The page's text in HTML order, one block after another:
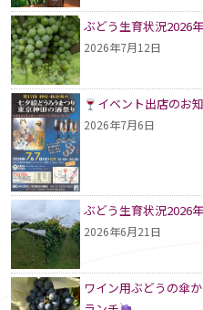
ン
ぶどう生育状況2026
2026年7月12日
イベント出店のお
2026年7月6日
ぶどう生育状況2026
2026年6月21日
ワイン用ぶどうの傘